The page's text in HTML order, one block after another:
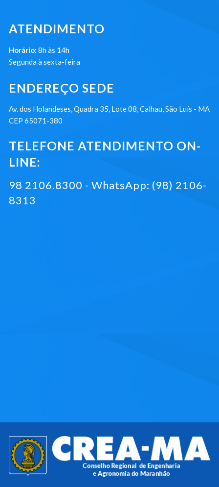
ATENDIMENTO
Horário: 8h às 14h
Segunda à sexta-feira
ENDEREÇO SEDE
Av. dos Holandeses, Quadra 35, Lote 08, Calhau, São Luís - MA
CEP 65071-380
TELEFONE ATENDIMENTO ON-
LINE:
98 2106.8300 - WhatsApp: (98) 2106-
8313